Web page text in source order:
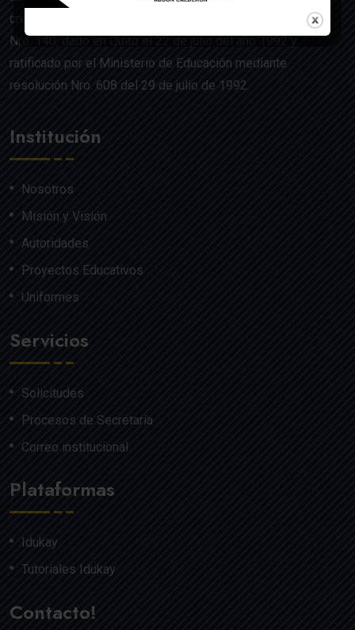
creado mediante Acuerdo Ministerial de la Orden General
Nro. 140, dado en Quito el 22 de julio del año 1992 y
ratificado por el Ministerio de Educación mediante
resolución Nro. 608 del 29 de julio de 1992.
Institución
Nosotros
Misión y Visión
Autoridades
Proyectos Educativos
Uniformes
Servicios
Solicitudes
Procesos de Secretaría
Correo institucional
Plataformas
Idukay
Tutoriales Idukay
Contacto!